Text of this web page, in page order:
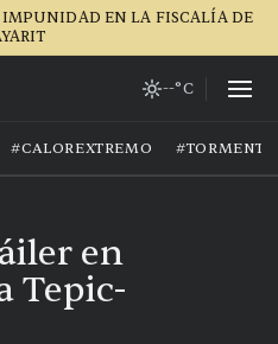
IMPUNIDAD EN LA FISCALÍA DE
--°C
#CALOREXTREMO
en
Tepic-